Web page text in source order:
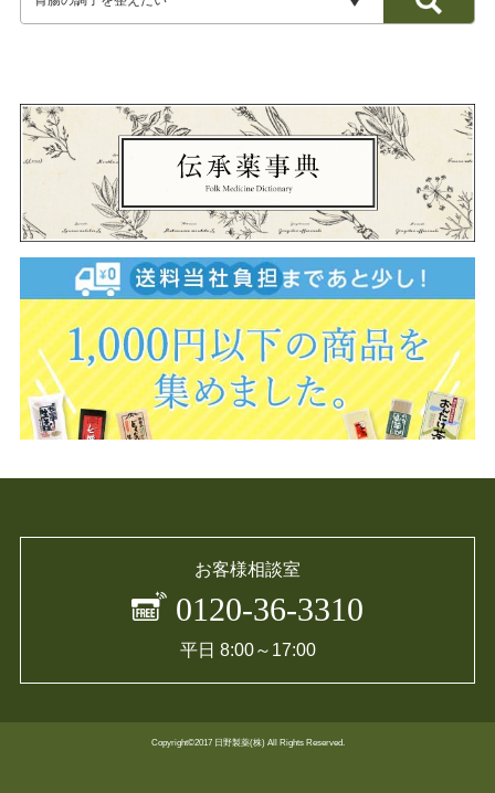
お客様相談室
0120-36-3310
平日 8:00～17:00
Copyright©2017 日野製薬(株) All Rights Reserved.